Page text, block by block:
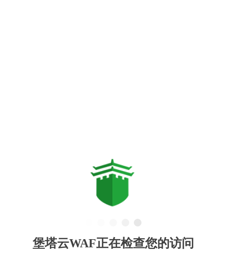
堡塔云WAF正在检查您的访问